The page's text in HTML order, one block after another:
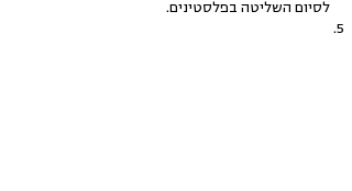
לסיום השליטה בפלסטינים.